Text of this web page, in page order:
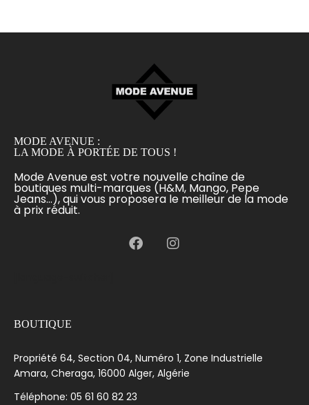
MODE AVENUE :
LA MODE À PORTÉE DE TOUS !
Mode Avenue est votre nouvelle chaîne de
boutiques multi-marques (H&M, Mango, Pepe
Jeans...), qui vous proposera le meilleur de la mode
à prix réduit.
BOUTIQUE
Propriété 64, Section 04, Numéro 1, Zone Industrielle
Amara, Cheraga, 16000 Alger, Algérie
Téléphone: 05 61 60 82 23